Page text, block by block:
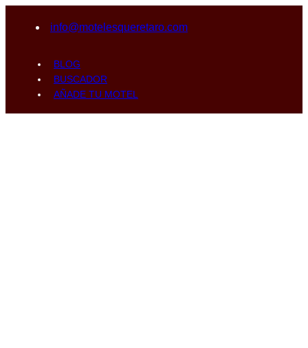
info@motelesqueretaro.com
BLOG
BUSCADOR
AÑADE TU MOTEL